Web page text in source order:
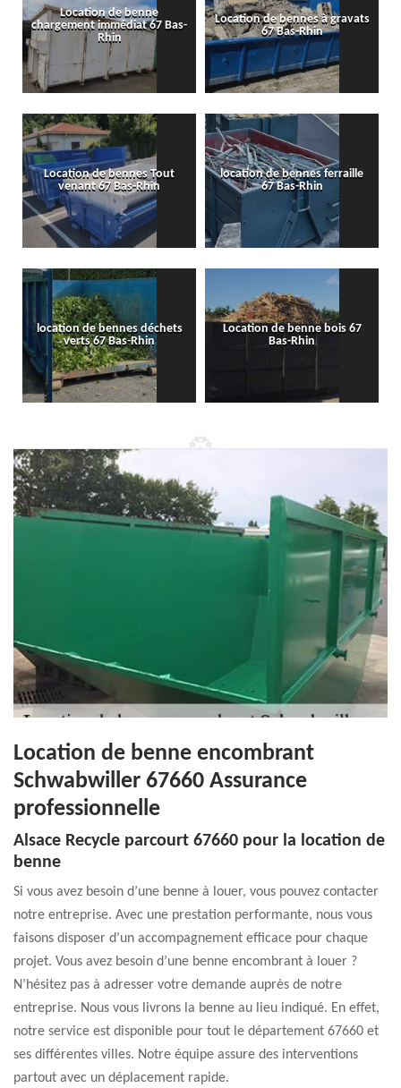
Location de benne
chargement immédiat 67 Bas-
Rhin
Location de bennes à gravats
67 Bas-Rhin
Location de bennes Tout
venant 67 Bas-Rhin
location de bennes ferraille
67 Bas-Rhin
location de bennes déchets
verts 67 Bas-Rhin
Location de benne bois 67
Bas-Rhin
Location de benne encombrant
Schwabwiller 67660 Assurance
professionnelle
Alsace Recycle parcourt 67660 pour la location de
benne
Si vous avez besoin d’une benne à louer, vous pouvez contacter
notre entreprise. Avec une prestation performante, nous vous
faisons disposer d’un accompagnement efficace pour chaque
projet. Vous avez besoin d’une benne encombrant à louer ?
N’hésitez pas à adresser votre demande auprès de notre
entreprise. Nous vous livrons la benne au lieu indiqué. En effet,
notre service est disponible pour tout le département 67660 et
ses différentes villes. Notre équipe assure des interventions
partout avec un déplacement rapide.